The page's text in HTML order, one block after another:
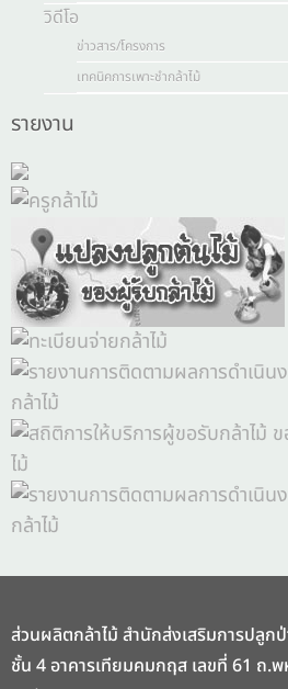
วิดีโอ
ข่าวสาร/โครงการ
เทคนิคการเพาะชำกล้าไม้
รายงาน
ส่วนผลิตกล้าไม้ สำนักส่งเสริมการปลูก
ชั้น 4 อาคารเทียมคมกฤส เลขที่ 61 ถ.พ